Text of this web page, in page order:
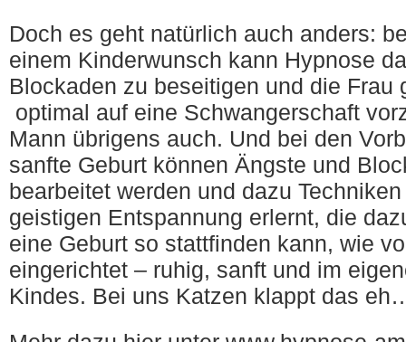
Doch es geht natürlich auch anders:
einem Kinderwunsch kann Hypnose
Blockaden zu beseitigen und die Frau
optimal auf eine Schwangerschaft
Mann übrigens auch. Und bei den
sanfte Geburt können Ängste und
bearbeitet werden und dazu
geistigen Entspannung erlernt, die
eine Geburt so stattfinden kann, wie
eingerichtet – ruhig, sanft und im
Kindes. Bei uns Katzen klappt das